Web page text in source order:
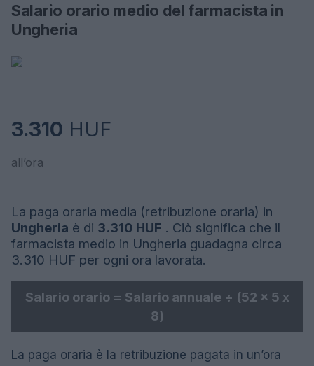
Salario orario medio del farmacista in
Ungheria
3.310 HUF
all’ora
La paga oraria media (retribuzione oraria) in
Ungheria è di 3.310 HUF . Ciò significa che il
farmacista medio in Ungheria guadagna circa
3.310 HUF per ogni ora lavorata.
Salario orario = Salario annuale ÷ (52 x 5 x
8)
La paga oraria è la retribuzione pagata in un’ora